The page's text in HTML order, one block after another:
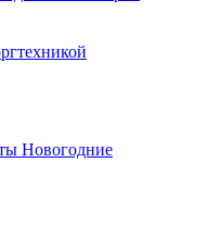
Новогодние